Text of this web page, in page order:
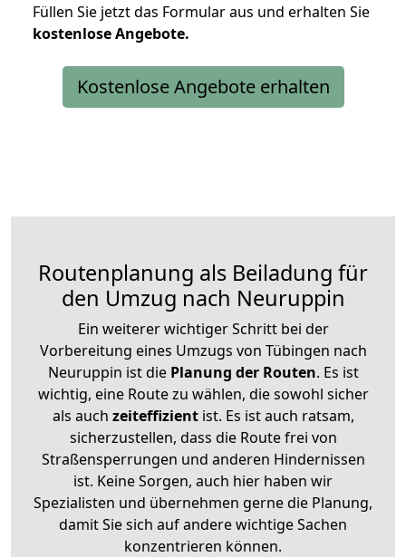
Füllen Sie jetzt das Formular aus und erhalten Sie
kostenloseAngebote.
Kostenlose Angebote erhalten
Routenplanung als Beiladung für
den Umzug nach Neuruppin
Ein weiterer wichtiger Schritt bei der
Vorbereitung eines Umzugs von Tübingen nach
Neuruppin ist diePlanung der Routen. Es ist
wichtig, eine Route zu wählen, die sowohl sicher
als auch zeiteffizientist. Es ist auch ratsam,
sicherzustellen, dass die Route frei von
Straßensperrungen und anderen Hindernissen
ist. Keine Sorgen, auch hier haben wir
Spezialisten und übernehmen gerne die Planung,
damit Sie sich auf andere wichtige Sachen
konzentrieren können.